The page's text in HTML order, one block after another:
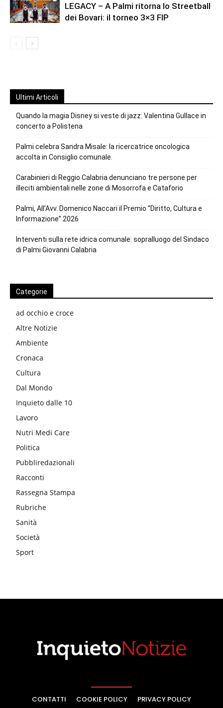
LEGACY – A Palmi ritorna lo Streetball
dei Bovari: il torneo 3×3 FIP
Ultimi Articoli
Quando la magia Disney si veste di jazz: Valentina Gullace in
concerto a Polistena
Palmi celebra Sandra Misale: la ricercatrice oncologica
accolta in Consiglio comunale.
Carabinieri di Reggio Calabria denunciano tre persone per
illeciti ambientali nelle zone di Mosorrofa e Cataforio
Palmi, All’Avv. Domenico Naccari il Premio “Diritto, Cultura e
Informazione” 2026
Interventi sulla rete idrica comunale: sopralluogo del Sindaco
di Palmi Giovanni Calabria
Categorie
ad occhio e croce
Altre Notizie
Ambiente
Cronaca
Cultura
Dal Mondo
Inquieto dalle 10
Lavoro
Nutri Medi Care
Politica
Pubbliredazionali
Racconti
Rassegna Stampa
Rubriche
Sanità
Società
Sport
CONTATTI COOKIE POLICY PRIVACY POLICY